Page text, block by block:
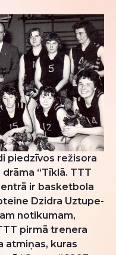
piedzīvos režisora
“Tīklā. TTT
ir basketbola
Dzidra Uztupe-
notikumam,
pirmā trenera
atmiņas, kuras